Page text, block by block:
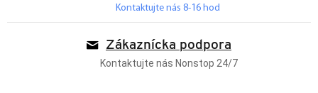
Kontaktujte nás 8-16 hod
Zákaznícka podpora
Kontaktujte nás Nonstop 24/7